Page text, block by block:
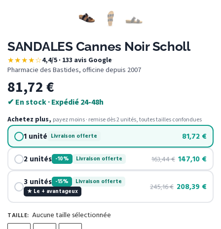
SANDALES Cannes Noir Scholl
★★★★☆4,4/5 · 133 avis Google·
Pharmacie des Bastides, officine depuis 2007
81,72€
✔ En stock · Expédié 24-48h
Achetez plus, payez moins · remise dès 2 unités, toutes tailles confondues
1 unité Livraison offerte 81,72 €
2 unités -10% Livraison offerte 163,44€ 147,10 €
3 unités -15%
Livraison offerte
★ Le + avantageux
245,16€ 208,39 €
TAILLE: Aucune taille sélectionnée